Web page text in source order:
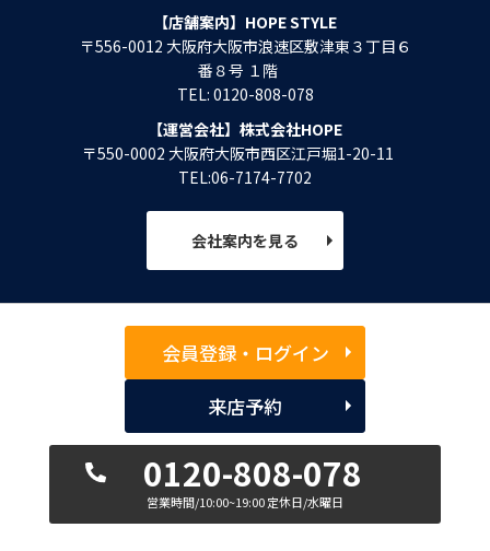
【店舗案内】HOPE STYLE
〒556-0012 大阪府大阪市浪速区敷津東３丁目６
番８号 １階
TEL: 0120-808-078
【運営会社】株式会社HOPE
〒550-0002 大阪府大阪市西区江戸堀1-20-11
TEL:06-7174-7702
会社案内を見る
会員登録・ログイン
来店予約
0120-808-078
営業時間/10:00~19:00 定休日/水曜日